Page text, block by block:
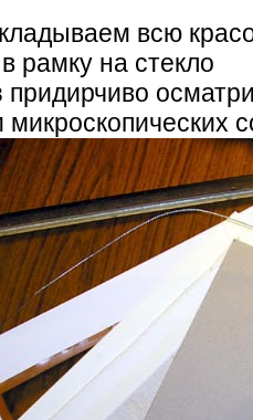
всю
рамку на стекло
микроскопических